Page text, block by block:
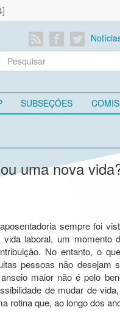
SUBSEÇÕES
uma nova
sempre foi
vida laboral, um momento
No entanto, o
pessoas não desejam
maior não é pelo
de mudar de
rotina que, ao longo dos